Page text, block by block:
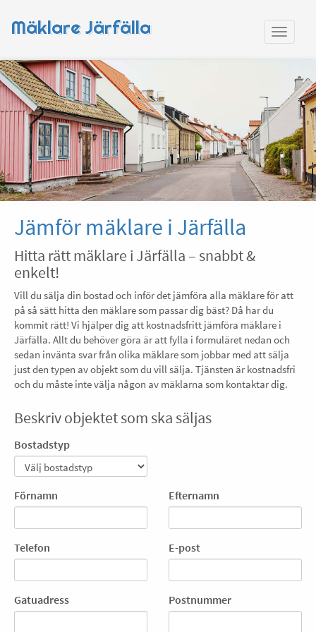
Mäklare Järfälla
Jämför mäklare i Järfälla
Hitta rätt mäklare i Järfälla – snabbt &
enkelt!
Vill du sälja din bostad och inför det jämföra alla mäklare för att
på så sätt hitta den mäklare som passar dig bäst? Då har du
kommit rätt! Vi hjälper dig att kostnadsfritt jämföra mäklare i
Järfälla. Allt du behöver göra är att fylla i formuläret nedan och
sedan invänta svar från olika mäklare som jobbar med att sälja
just den typen av objekt som du vill sälja. Tjänsten är kostnadsfri
och du måste inte välja någon av mäklarna som kontaktar dig.
Beskriv objektet som ska säljas
Bostadstyp
Förnamn Efternamn
Telefon E-post
Gatuadress Postnummer